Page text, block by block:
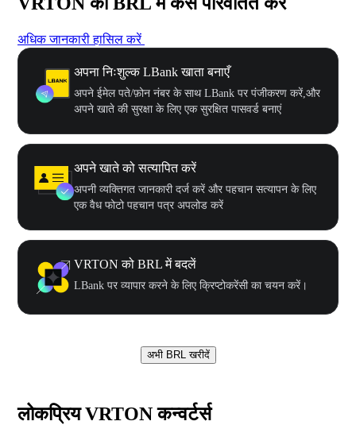
अधिक जानकारी हासिल करें
अपना निःशुल्क LBank खाता बनाएँ
अपने ईमेल पते/फ़ोन नंबर के साथ LBank पर पंजीकरण करें,और
अपने खाते की सुरक्षा के लिए एक सुरक्षित पासवर्ड बनाएं
अपने खाते को सत्यापित करें
अपनी व्यक्तिगत जानकारी दर्ज करें और पहचान सत्यापन के लिए
एक वैध फोटो पहचान पत्र अपलोड करें
VRTON को BRL में बदलें
LBank पर व्यापार करने के लिए क्रिप्टोकरेंसी का चयन करें।
अभी BRL खरीदें
लोकप्रिय VRTON कन्वर्टर्स